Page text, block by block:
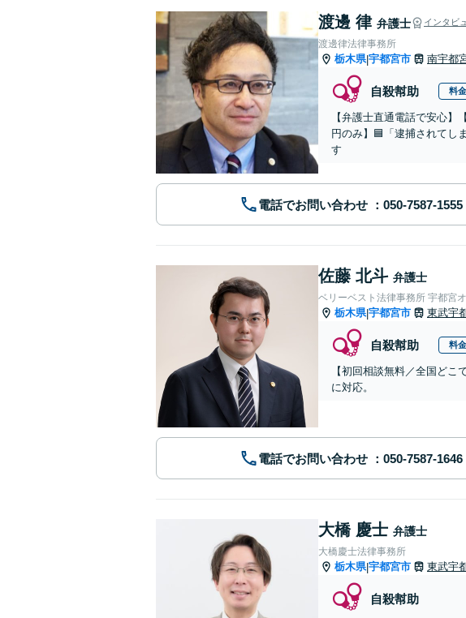
渡邊 律 弁護士 インタビ
渡邊律法律事務所
栃木県|宇都宮市 南宇都
自殺幇助 料
【弁護士直通電話で安心
円のみ】🟦「逮捕されてし
す
電話でお問い合わせ
佐藤 北斗 弁護士
ベリーベスト法律事務所 宇都宮
栃木県|宇都宮市 東武宇
自殺幇助 料
【初回相談無料／全国ど
に対応。
電話でお問い合わせ
大橋 慶士 弁護士
大橋慶士法律事務所
栃木県|宇都宮市 東武宇
自殺幇助